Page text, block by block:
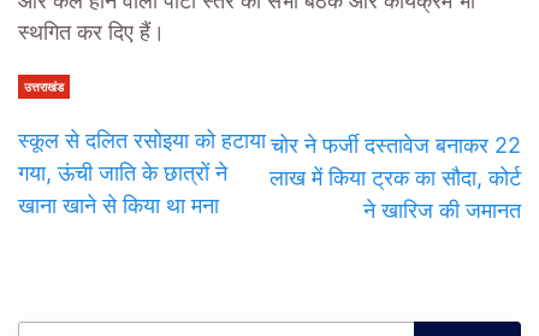
स्थगित कर दिए हैं।
उत्तराखंड
स्कूल से दलित रसोइया को हटाया
गया, ऊंची जाति के छात्रों ने
खाना खाने से किया था मना
चोर ने फर्जी दस्तावेज बनाकर 22
लाख में किया ट्रक का सौदा, कोर्ट
ने खारिज की जमानत